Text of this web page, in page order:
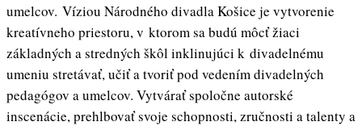
umelcov. Víziou Národného divadla Košice je vytvorenie
kreatívneho priestoru, v ktorom sa budú môcť žiaci
základných a stredných škôl inklinujúci k divadelnému
umeniu stretávať, učiť a tvoriť pod vedením divadelných
pedagógov a umelcov. Vytvárať spoločne autorské
inscenácie, prehlbovať svoje schopnosti, zručnosti a talenty a